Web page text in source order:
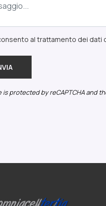
al trattamento dei dati
is protected by reCAPTCHA and